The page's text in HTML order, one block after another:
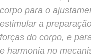
corpo para o
estimular a
forças do corpo, e
e harmonia no